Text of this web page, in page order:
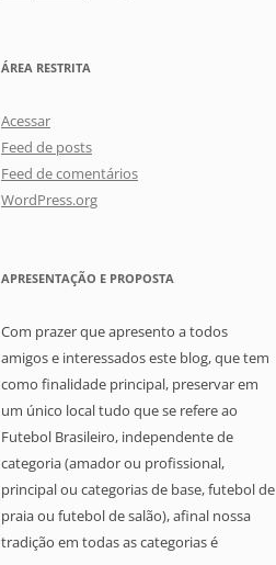
ÁREA RESTRITA
Acessar
Feed de posts
Feed de comentários
WordPress.org
APRESENTAÇÃO E PROPOSTA
Com prazer que apresento a todos
amigos e interessados este blog, que tem
como finalidade principal, preservar em
um único local tudo que se refere ao
Futebol Brasileiro, independente de
categoria (amador ou profissional,
principal ou categorias de base, futebol de
praia ou futebol de salão), afinal nossa
tradição em todas as categorias é